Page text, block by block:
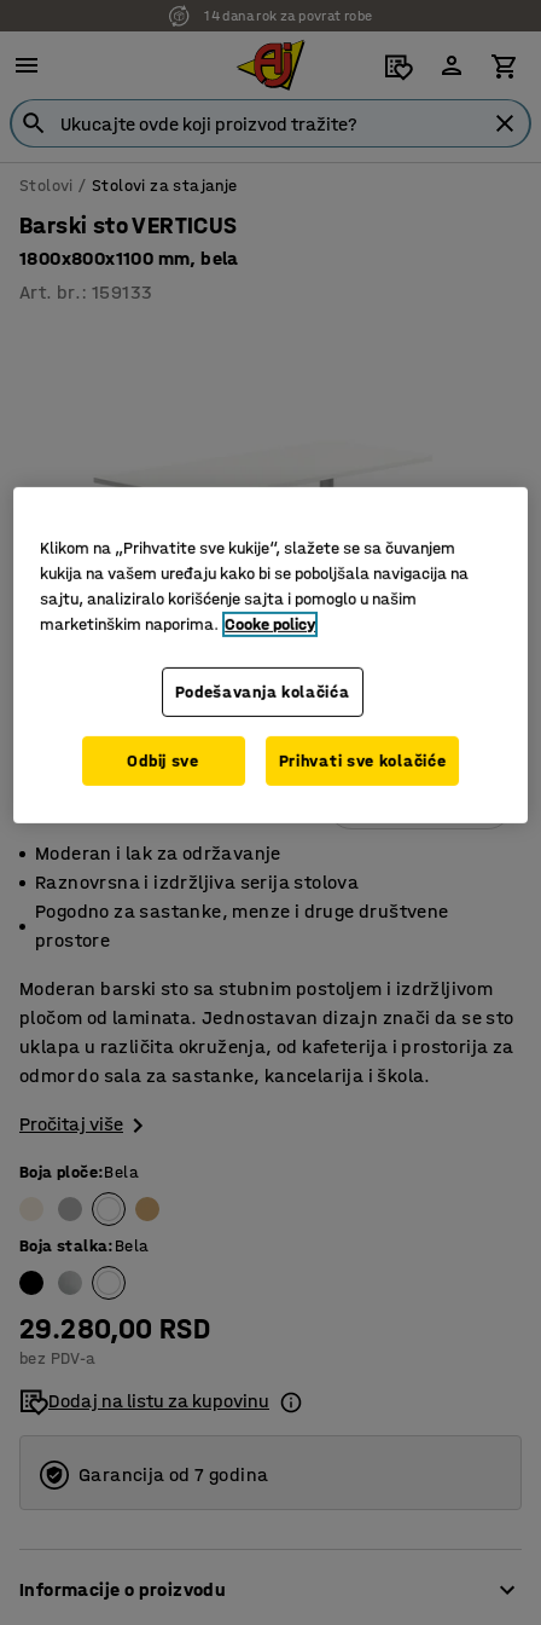
14 dana rok za povrat robe
Stolovi Stolovi za stajanje
Barski sto VERTICUS
1800x800x1100 mm, bela
Art. br. :159133
Moderan i lak za održavanje
Raznovrsna i izdržljiva serija stolova
Pogodno za sastanke, menze i druge društvene
prostore
Moderan barski sto sa stubnim postoljem i izdržljivom
pločom od laminata. Jednostavan dizajn znači da se sto
uklapa u različita okruženja, od kafeterija i prostorija za
odmor do sala za sastanke, kancelarija i škola.
Pročitaj više
Boja ploče:Bela
Boja stalka:Bela
29.280,00 RSD
bez PDV-a
Dodaj na listu za kupovinu
Garancija od 7 godina
Informacije o proizvodu
Klikom na „Prihvatite sve kukije“, slažete se sa čuvanjem
kukija na vašem uređaju kako bi se poboljšala navigacija na
sajtu, analiziralo korišćenje sajta i pomoglo u našim
marketinškim naporima. Cooke policy
Podešavanja kolačića
Odbij sve Prihvati sve kolačiće